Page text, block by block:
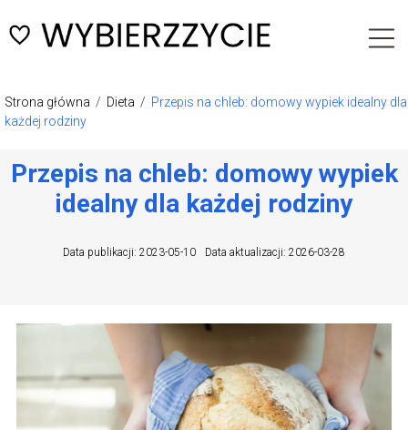
Strona główna / Dieta / Przepis na chleb: domowy wypiek idealny dla
każdej rodziny
Przepis na chleb: domowy wypiek
idealny dla każdej rodziny
Data publikacji: 2023-05-10 Data aktualizacji: 2026-03-28